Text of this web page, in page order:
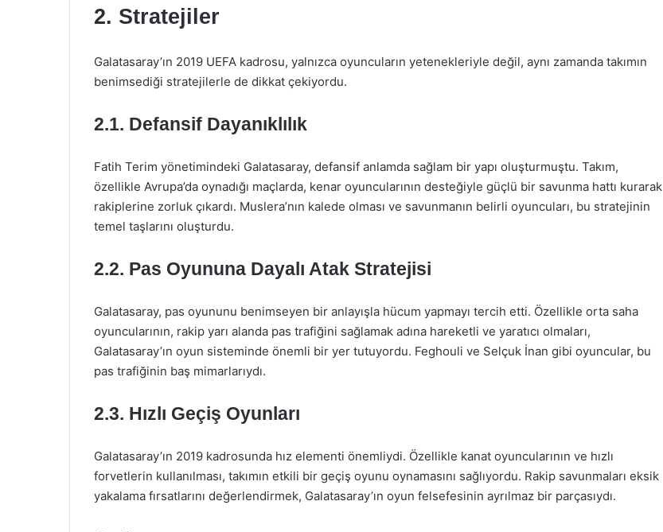
2. Stratejiler
Galatasaray’ın 2019 UEFA kadrosu, yalnızca oyuncuların yetenekleriyle değil, aynı zamanda takımın
benimsediği stratejilerle de dikkat çekiyordu.
2.1. Defansif Dayanıklılık
Fatih Terim yönetimindeki Galatasaray, defansif anlamda sağlam bir yapı oluşturmuştu. Takım,
özellikle Avrupa’da oynadığı maçlarda, kenar oyuncularının desteğiyle güçlü bir savunma hattı kurarak
rakiplerine zorluk çıkardı. Muslera’nın kalede olması ve savunmanın belirli oyuncuları, bu stratejinin
temel taşlarını oluşturdu.
2.2. Pas Oyununa Dayalı Atak Stratejisi
Galatasaray, pas oyununu benimseyen bir anlayışla hücum yapmayı tercih etti. Özellikle orta saha
oyuncularının, rakip yarı alanda pas trafiğini sağlamak adına hareketli ve yaratıcı olmaları,
Galatasaray’ın oyun sisteminde önemli bir yer tutuyordu. Feghouli ve Selçuk İnan gibi oyuncular, bu
pas trafiğinin baş mimarlarıydı.
2.3. Hızlı Geçiş Oyunları
Galatasaray’ın 2019 kadrosunda hız elementi önemliydi. Özellikle kanat oyuncularının ve hızlı
forvetlerin kullanılması, takımın etkili bir geçiş oyunu oynamasını sağlıyordu. Rakip savunmaları eksik
yakalama fırsatlarını değerlendirmek, Galatasaray’ın oyun felsefesinin ayrılmaz bir parçasıydı.